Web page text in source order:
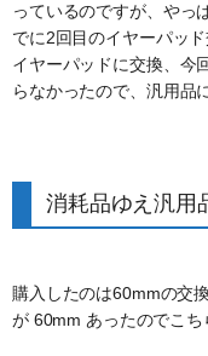
っているのですが、やっ
でに2回目のイヤーパッ
イヤーパッドに交換、今
らなかったので、汎用品
消耗品ゆえ汎用
購入したのは60mmの交
が 60mm あったのでこち